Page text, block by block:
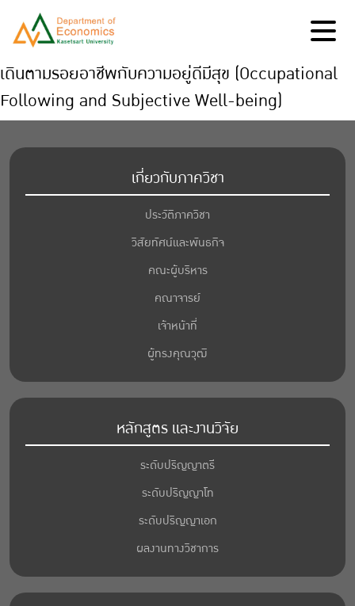
เดินตามรอยอาชีพกับความอยู่ดีมีสุข (Occupational
Following and Subjective Well-being)
เกี่ยวกับภาควิชา
ประวัติภาควิชา
วิสัยทัศน์และพันธกิจ
คณะผู้บริหาร
คณาจารย์
เจ้าหน้าที่
ผู้ทรงคุณวุฒิ
หลักสูตร และงานวิจัย
ระดับปริญญาตรี
ระดับปริญญาโท
ระดับปริญญาเอก
ผลงานทางวิชาการ